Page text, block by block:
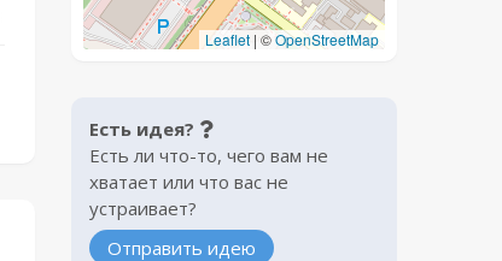
Leaflet | ©OpenStreetMap
Есть идея?
Есть ли что-то, чего вам не
хватает или что вас не
устраивает?
Отправить идею